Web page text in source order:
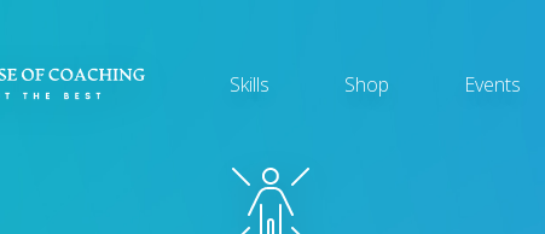
navigation
Skills Shop Events